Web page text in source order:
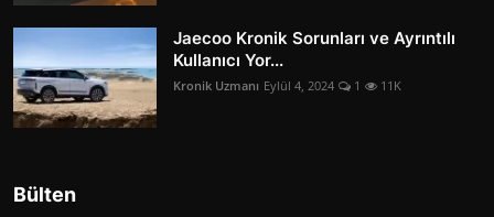
Jaecoo Kronik Sorunları ve Ayrıntılı
Kullanıcı Yor...
Kronik Uzmanı Eylül 4, 2024 1 11K
Bülten